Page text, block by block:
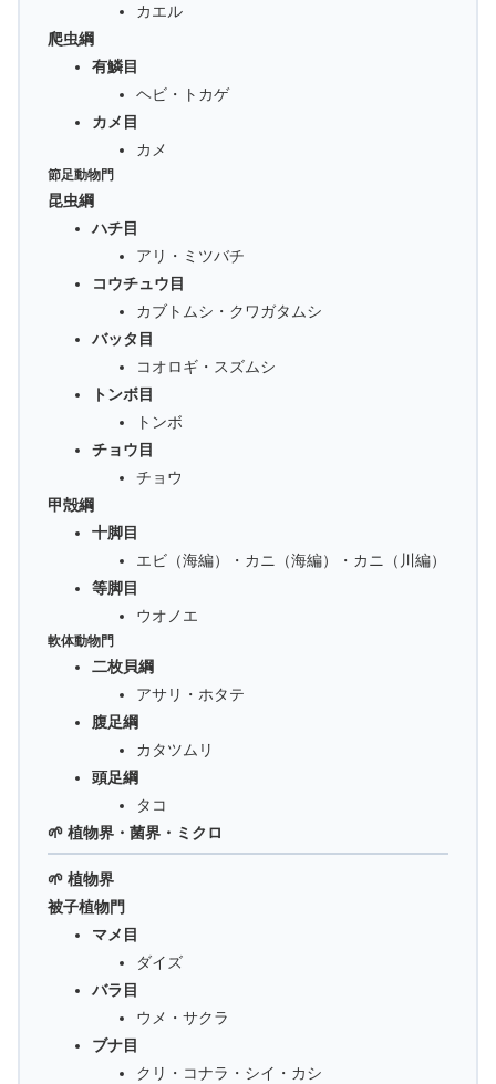
カエル
爬虫綱
有鱗目
ヘビ・トカゲ
カメ目
カメ
節足動物門
昆虫綱
ハチ目
アリ・ミツバチ
コウチュウ目
カブトムシ・クワガタムシ
バッタ目
コオロギ・スズムシ
トンボ目
トンボ
チョウ目
チョウ
甲殻綱
十脚目
エビ（海編）・カニ（海編）・カニ（川編）
等脚目
ウオノエ
軟体動物門
二枚貝綱
アサリ・ホタテ
腹足綱
カタツムリ
頭足綱
タコ
🌱 植物界・菌界・ミクロ
🌱 植物界
被子植物門
マメ目
ダイズ
バラ目
ウメ・サクラ
ブナ目
クリ・コナラ・シイ・カシ